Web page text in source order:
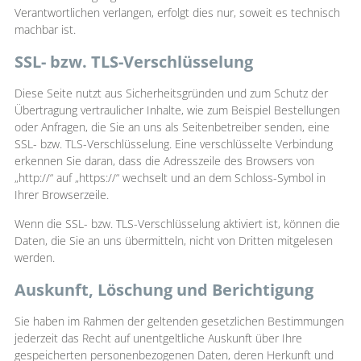
Verantwortlichen verlangen, erfolgt dies nur, soweit es technisch
machbar ist.
SSL- bzw. TLS-Verschlüsselung
Diese Seite nutzt aus Sicherheitsgründen und zum Schutz der
Übertragung vertraulicher Inhalte, wie zum Beispiel Bestellungen
oder Anfragen, die Sie an uns als Seitenbetreiber senden, eine
SSL- bzw. TLS-Verschlüsselung. Eine verschlüsselte Verbindung
erkennen Sie daran, dass die Adresszeile des Browsers von
„http://“ auf „https://“ wechselt und an dem Schloss-Symbol in
Ihrer Browserzeile.
Wenn die SSL- bzw. TLS-Verschlüsselung aktiviert ist, können die
Daten, die Sie an uns übermitteln, nicht von Dritten mitgelesen
werden.
Auskunft, Löschung und Berichtigung
Sie haben im Rahmen der geltenden gesetzlichen Bestimmungen
jederzeit das Recht auf unentgeltliche Auskunft über Ihre
gespeicherten personenbezogenen Daten, deren Herkunft und